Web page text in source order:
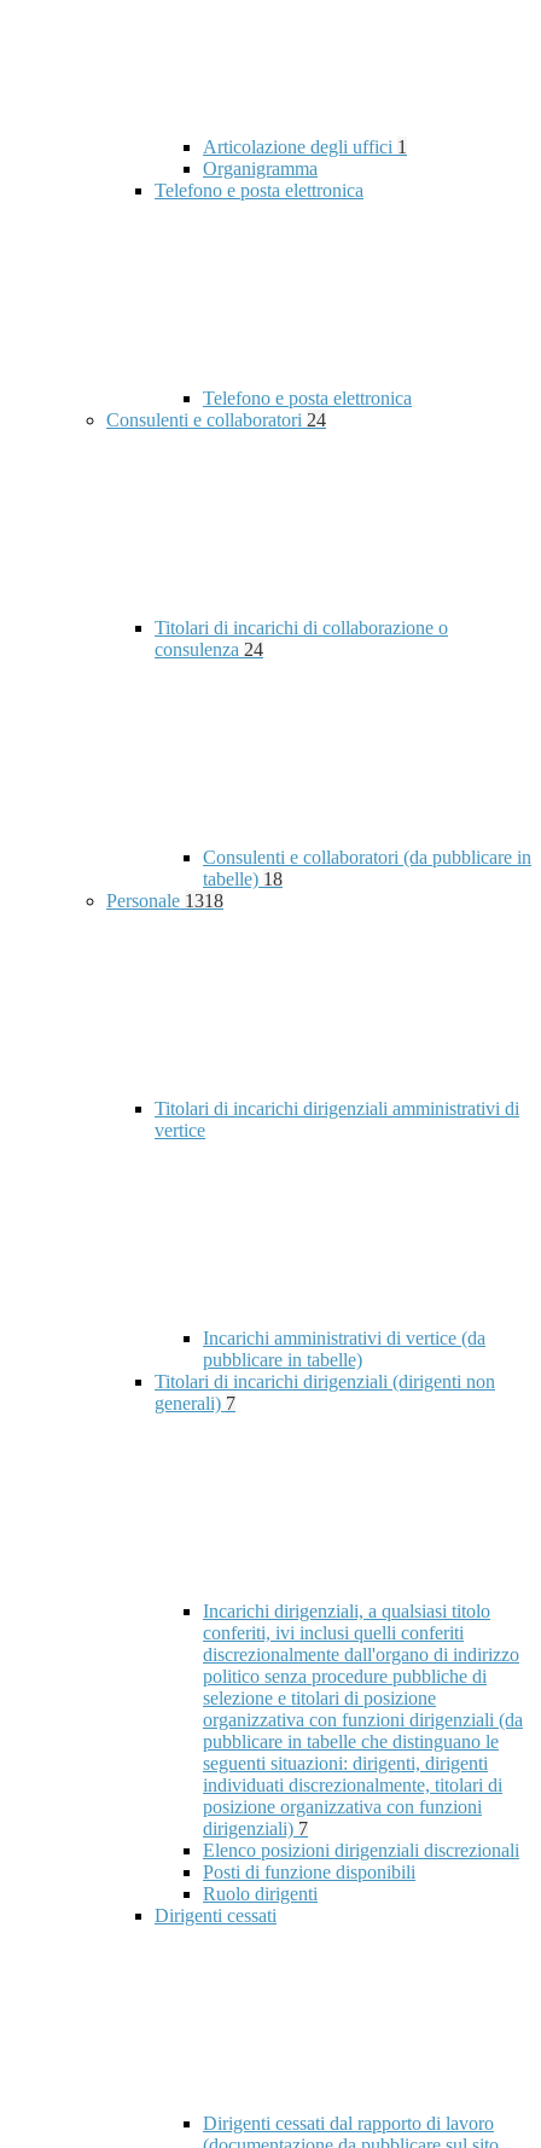
Articolazione degli uffici 1
Organigramma
Telefono e posta elettronica
Telefono e posta elettronica
Consulenti e collaboratori 24
Titolari di incarichi di collaborazione o
consulenza 24
Consulenti e collaboratori (da pubblicare in
tabelle) 18
Personale 1318
Titolari di incarichi dirigenziali amministrativi di
vertice
Incarichi amministrativi di vertice (da
pubblicare in tabelle)
Titolari di incarichi dirigenziali (dirigenti non
generali) 7
Incarichi dirigenziali, a qualsiasi titolo
conferiti, ivi inclusi quelli conferiti
discrezionalmente dall'organo di indirizzo
politico senza procedure pubbliche di
selezione e titolari di posizione
organizzativa con funzioni dirigenziali (da
pubblicare in tabelle che distinguano le
seguenti situazioni: dirigenti, dirigenti
individuati discrezionalmente, titolari di
posizione organizzativa con funzioni
dirigenziali) 7
Elenco posizioni dirigenziali discrezionali
Posti di funzione disponibili
Ruolo dirigenti
Dirigenti cessati
Dirigenti cessati dal rapporto di lavoro